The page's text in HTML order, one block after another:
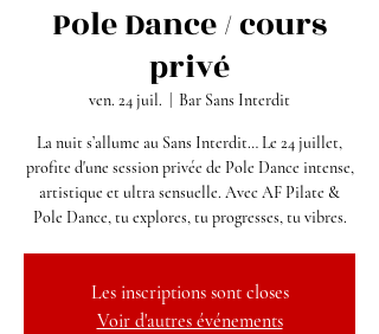
Pole Dance / cours
privé
ven. 24 juil. Bar Sans Interdit
La nuit s’allume au Sans Interdit… Le 24 juillet,
profite d'une session privée de Pole Dance intense,
artistique et ultra sensuelle. Avec AF Pilate &
Pole Dance, tu explores, tu progresses, tu vibres.
Les inscriptions sont closes
Voir d'autres événements